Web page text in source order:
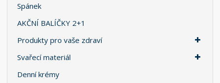
Spánek
AKČNÍ BALÍČKY 2+1
Produkty pro vaše zdraví
Svařecí materiál
Denní krémy